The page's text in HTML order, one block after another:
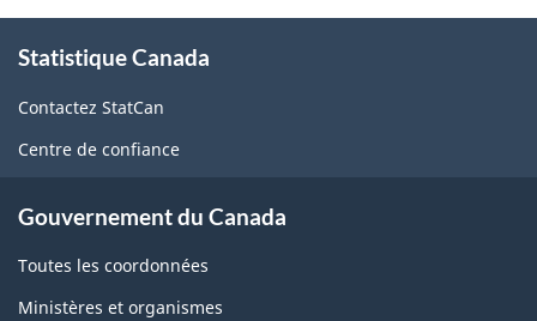
propos
de
ce
Statistique Canada
Contactez StatCan
Centre de confiance
Gouvernement du Canada
Toutes les coordonnées
Ministères et organismes